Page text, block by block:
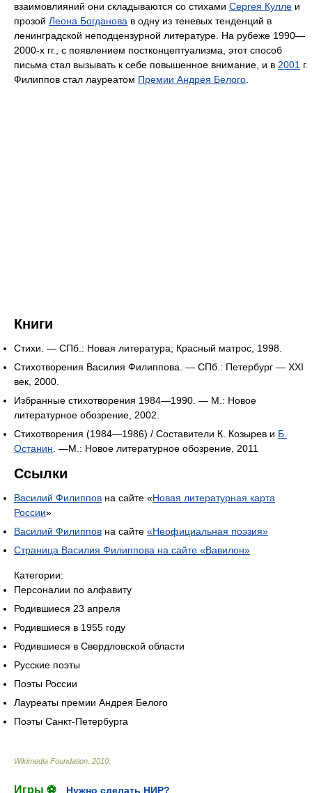
взаимовлияний они складываются со стихами Сергея Кулле и
прозой Леона Богданова в одну из теневых тенденций в
ленинградской неподцензурной литературе. На рубеже 1990—
2000-х гг., с появлением постконцептуализма, этот способ
письма стал вызывать к себе повышенное внимание, и в 2001 г.
Филиппов стал лауреатом Премии Андрея Белого
Книги
Стихи. — СПб.: Новая литература; Красный матрос, 1998.
Стихотворения Василия Филиппова. — СПб.: Петербург — XXI
век, 2000.
Избранные стихотворения 1984—1990. — М.: Новое
литературное обозрение, 2002.
Стихотворения (1984—1986) / Составители К. Козырев и Б.
Останин . —М.: Новое литературное обозрение, 2011
Ссылки
Василий Филиппов на сайте «Новая литературная карта
России»
Василий Филиппов на сайте «Неофициальная поэзия»
Страница Василия Филиппова на сайте «Вавилон»
Категории:
Персоналии по алфавиту
Родившиеся 23 апреля
Родившиеся в 1955 году
Родившиеся в Свердловской области
Русские поэты
Поэты России
Лауреаты премии Андрея Белого
Поэты Санкт-Петербурга
Wikimedia Foundation 2010
Игры ⚽ Нужно сделать НИР?